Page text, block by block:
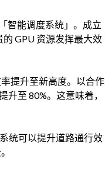
智能调度系统」。成立
GPU 资源发挥最大效
提升至新高度。以合作
升至 80%。这意味着，
统可以提升道路通行效